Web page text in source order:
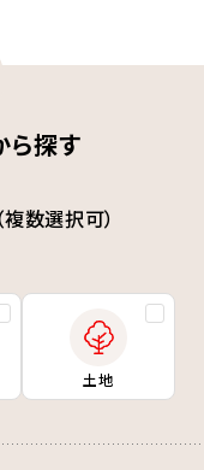
ら探す
数選択可）
土地